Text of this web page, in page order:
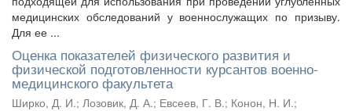
медицинских обследований у военнослужащих по призыву.
Для ее ...
Оценка показателей физического развития и
физической подготовленности курсантов военно-
медицинского факультета
Ширко, Д. И.; Лозовик, Д. А.; Евсеев, Г. В.; Конон, Н. И.;